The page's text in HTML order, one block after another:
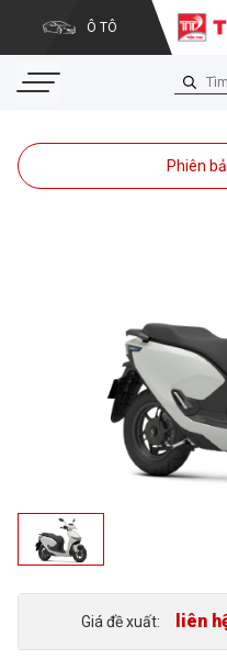
Ô TÔ
Phiên
Giá đề xuất: liên